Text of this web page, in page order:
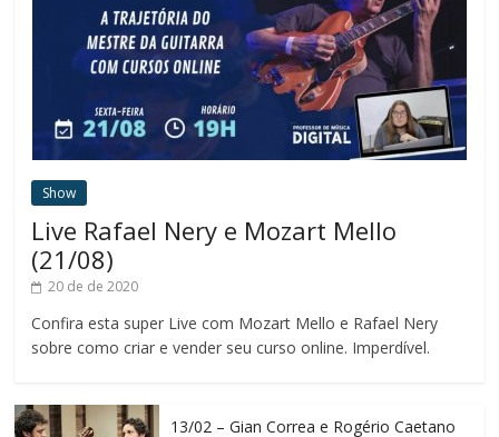
Show
Live Rafael Nery e Mozart Mello
(21/08)
20 de de 2020
Confira esta super Live com Mozart Mello e Rafael Nery
sobre como criar e vender seu curso online. Imperdível.
13/02 – Gian Correa e Rogério Caetano